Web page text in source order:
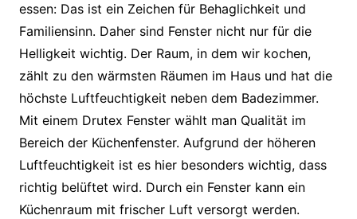
essen: Das ist ein Zeichen für Behaglichkeit und
Familiensinn. Daher sind Fenster nicht nur für die
Helligkeit wichtig. Der Raum, in dem wir kochen,
zählt zu den wärmsten Räumen im Haus und hat die
höchste Luftfeuchtigkeit neben dem Badezimmer.
Mit einem Drutex Fenster wählt man Qualität im
Bereich der Küchenfenster. Aufgrund der höheren
Luftfeuchtigkeit ist es hier besonders wichtig, dass
richtig belüftet wird. Durch ein Fenster kann ein
Küchenraum mit frischer Luft versorgt werden.